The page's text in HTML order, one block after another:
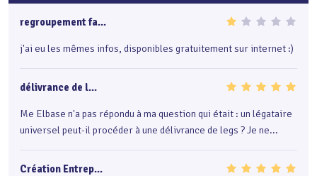
regroupement fa...
j'ai eu les mêmes infos, disponibles gratuitement sur internet :)
délivrance de l...
Me Elbase n'a pas répondu à ma question qui était : un légataire
universel peut-il procéder à une délivrance de legs ? Je ne...
Création Entrep...